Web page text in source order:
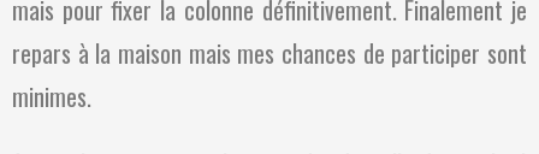
mais pour fixer la colonne définitivement. Finalement je
repars à la maison mais mes chances de participer sont
minimes.